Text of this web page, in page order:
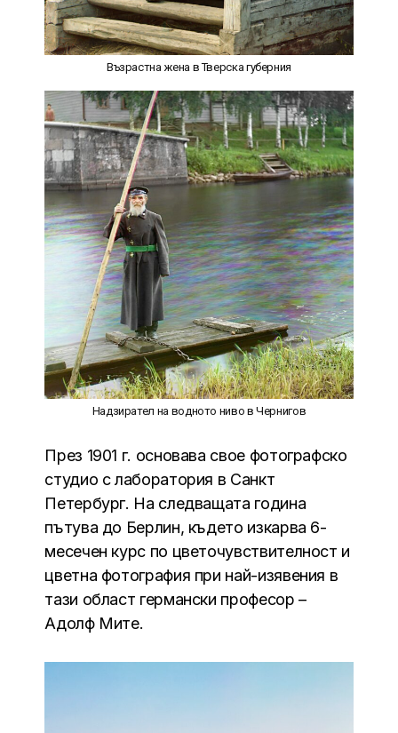
Възрастна жена в Тверска губерния
Надзирател на водното ниво в Чернигов
През 1901 г. основава свое фотографско
студио с лаборатория в Санкт
Петербург. На следващата година
пътува до Берлин, където изкарва 6-
месечен курс по цветочувствителност и
цветна фотография при най-изявения в
тази област германски професор –
Адолф Мите.